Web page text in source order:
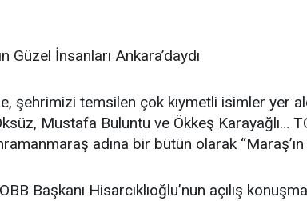
Güzel İnsanları Ankara’daydı
şehrimizi temsilen çok kıymetli isimler yer
Mustafa Buluntu ve Ökkeş Karayağlı…
adına bir bütün olarak
Başkanı Hisarcıklıoğlu’nun açılış